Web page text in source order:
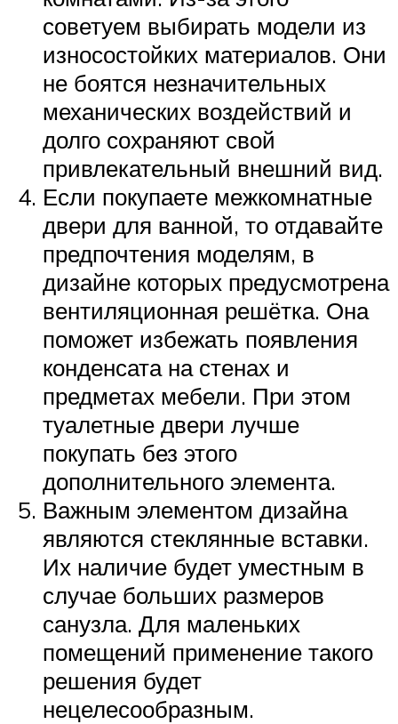
советуем выбирать модели из
износостойких материалов. Они
не боятся незначительных
механических воздействий и
долго сохраняют свой
привлекательный внешний вид.
Если покупаете межкомнатные
двери для ванной, то отдавайте
предпочтения моделям, в
дизайне которых предусмотрена
вентиляционная решётка. Она
поможет избежать появления
конденсата на стенах и
предметах мебели. При этом
туалетные двери лучше
покупать без этого
дополнительного элемента.
Важным элементом дизайна
являются стеклянные вставки.
Их наличие будет уместным в
случае больших размеров
санузла. Для маленьких
помещений применение такого
решения будет
нецелесообразным.